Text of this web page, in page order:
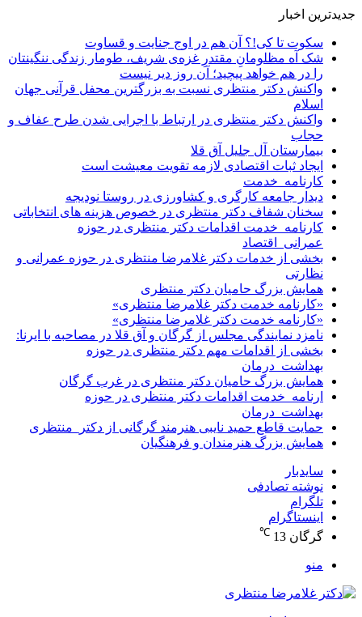
جدیدترین اخبار
سکوت تا کی!؟ آن هم در اوج جنایت و قساوت
شک آه مظلومانِ مقتدرِ غزه‌ی شریف، طومار زندگی ننگینتان
را در هم خواهد پیچید؛ آن روز دیر نیست
واکنش دکتر منتظری نسبت به بزرگترین محفل قرآنی جهان
اسلام
واکنش دکتر منتظری در ارتباط با اجرایی شدن طرح عفاف و
حجاب
بیمارستان آل جلیل آق قلا
ایجاد ثبات اقتصادی لازمه تقویت معیشت است
کارنامه_خدمت
دیدار جامعه کارگری و کشاورزی در روستا نودیجه
سخنان شفاف دکتر منتظری در خصوص هزینه های انتخاباتی
کارنامه_خدمت اقدامات دکتر منتظری در حوزه
عمرانی_اقتصاد
بخشی از خدمات دکتر غلامرضا منتظری در حوزه عمرانی و
نظارتی
همایش بزرگ حامیان دکتر منتظری
«کارنامه خدمت دکتر غلامرضا منتظری»
«کارنامه خدمت دکتر غلامرضا منتظری»
نامزد نمایندگی مجلس از گرگان و آق قلا در مصاحبه با ایرنا:
بخشی از اقدامات مهم دکتر منتظری در حوزه
بهداشت_درمان
همایش بزرگ حامیان دکتر منتظری در غرب گرگان
ارنامه_خدمت اقدامات دکتر منتظری در حوزه
بهداشت_درمان
حمایت قاطع حمید نایبی هنرمند گرگانی از دکتر_منتظری
همایش بزرگ هنرمندان و فرهنگیان
سایدبار
نوشته تصادفی
تلگرام
اینستاگرام
گرگان 13
℃
منو